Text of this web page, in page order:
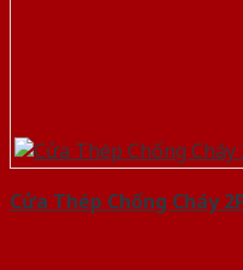
Cửa Thép Chống Cháy